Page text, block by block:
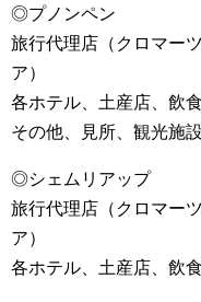
◎プノンペン
旅行代理店（クロマー
ア）
各ホテル、土産店、飲
その他、見所、観光施
◎シェムリアップ
旅行代理店（クロマー
ア）
各ホテル、土産店、飲